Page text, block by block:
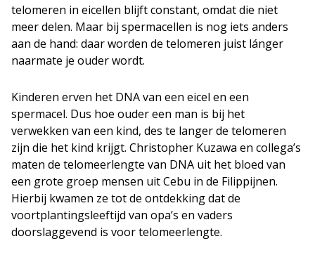
telomeren in eicellen blijft constant, omdat die niet
meer delen. Maar bij spermacellen is nog iets anders
aan de hand: daar worden de telomeren juist lánger
naarmate je ouder wordt.
Kinderen erven het DNA van een eicel en een
spermacel. Dus hoe ouder een man is bij het
verwekken van een kind, des te langer de telomeren
zijn die het kind krijgt. Christopher Kuzawa en collega’s
maten de telomeerlengte van DNA uit het bloed van
een grote groep mensen uit Cebu in de Filippijnen.
Hierbij kwamen ze tot de ontdekking dat de
voortplantingsleeftijd van opa’s en vaders
doorslaggevend is voor telomeerlengte.